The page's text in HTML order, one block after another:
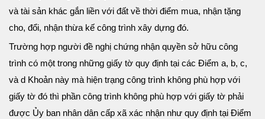
và tài sản khác gắn liền với đất về thời điểm mua, nhận tặng
cho, đổi, nhận thừa kế công trình xây dựng đó.
Trường hợp người đề nghị chứng nhận quyền sở hữu công
trình có một trong những giấy tờ quy định tại các Điểm a, b, c,
và d Khoản này mà hiện trạng công trình không phù hợp với
giấy tờ đó thì phần công trình không phù hợp với giấy tờ phải
được Ủy ban nhân dân cấp xã xác nhận như quy định tại Điểm